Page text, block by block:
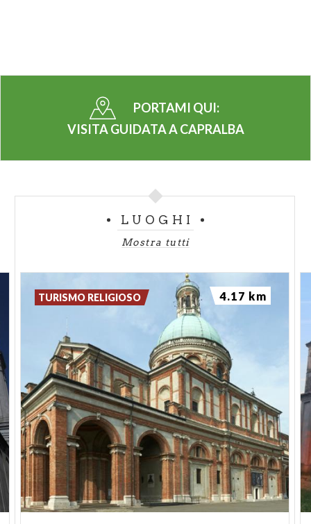
PORTAMI QUI:
VISITA GUIDATA A CAPRALBA
LUOGHI
Mostra tutti
TURISMO RELIGIOSO 4.17 km